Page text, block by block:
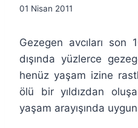
By
Özyar
01 Nisan 2011
Gezegen avcıları son
dışında yüzlerce
henüz yaşam izine
ölü bir yıldızdan
yaşam arayışında